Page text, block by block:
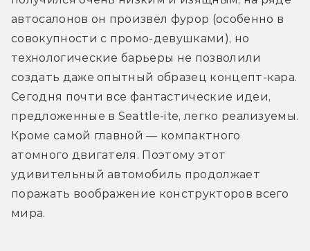
автосалонов он произвёл фурор (особенно в
совокупности с промо-девушками), но
технологические барьеры не позволили
создать даже опытный образец концепт-кара.
Сегодня почти все фантастические идеи,
предложенные в Seattle-ite, легко реализуемы.
Кроме самой главной — компактного
атомного двигателя. Поэтому этот
удивительный автомобиль продолжает
поражать воображение конструкторов всего
мира.